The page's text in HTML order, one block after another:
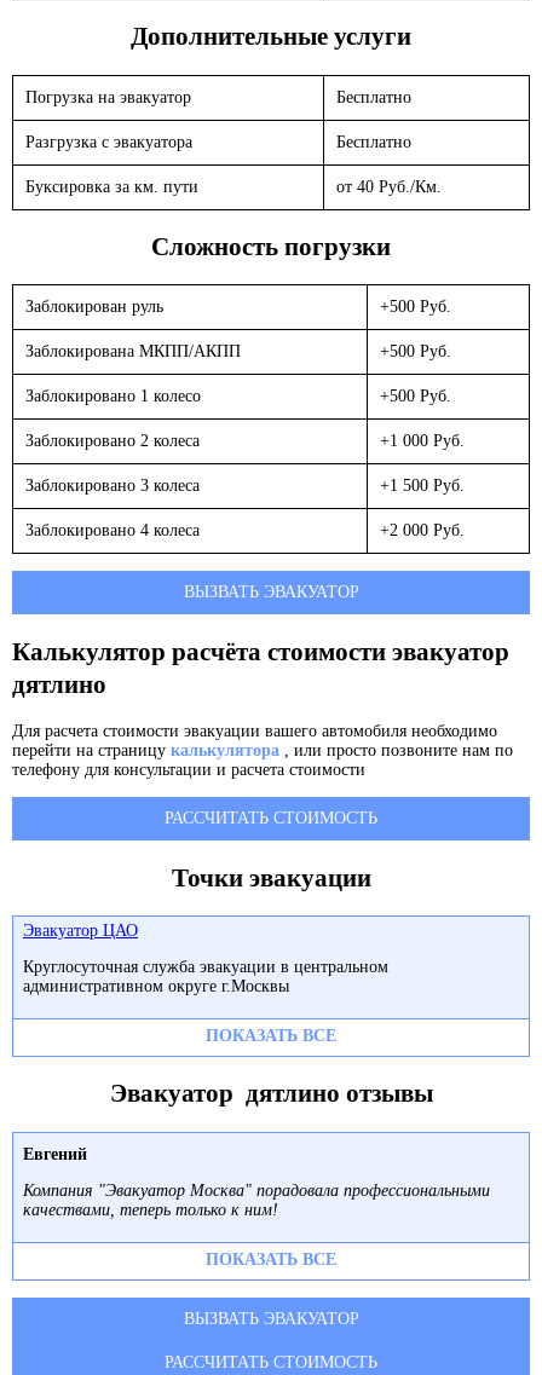
Дополнительные услуги
Погрузка на эвакуатор Бесплатно
Разгрузка с эвакуатора Бесплатно
Буксировка за км. пути от 40 Руб./Км.
Сложность погрузки
Заблокирован руль +500 Руб.
Заблокирована МКПП/АКПП +500 Руб.
Заблокировано 1 колесо +500 Руб.
Заблокировано 2 колеса +1 000 Руб.
Заблокировано 3 колеса +1 500 Руб.
Заблокировано 4 колеса +2 000 Руб.
ВЫЗВАТЬ ЭВАКУАТОР
Калькулятор расчёта стоимости эвакуатор
дятлино
Для расчета стоимости эвакуации вашего автомобиля необходимо
перейти на страницу калькулятора , или просто позвоните нам по
телефону для консультации и расчета стоимости
РАССЧИТАТЬ СТОИМОСТЬ
Точки эвакуации
Эвакуатор ЦАО
Круглосуточная служба эвакуации в центральном
административном округе г.Москвы
ПОКАЗАТЬ ВСЕ
Эвакуатор дятлино отзывы
Евгений
Компания "Эвакуатор Москва" порадовала профессиональными
качествами, теперь только к ним!
ПОКАЗАТЬ ВСЕ
ВЫЗВАТЬ ЭВАКУАТОР
РАССЧИТАТЬ СТОИМОСТЬ